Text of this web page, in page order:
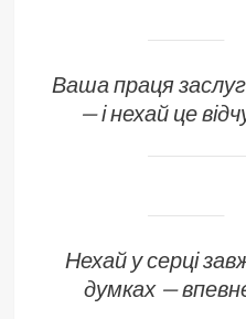
Ваша праця
— і нехай це
Нехай у серці
думках —